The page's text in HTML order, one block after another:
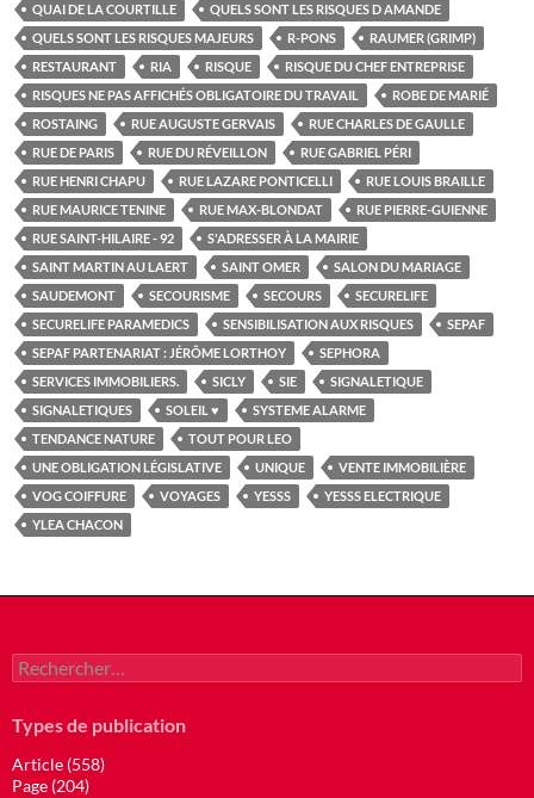
QUAI DE LA COURTILLE
QUELS SONT LES RISQUES D AMANDE
QUELS SONT LES RISQUES MAJEURS
R-PONS
RAUMER (GRIMP)
RESTAURANT
RIA RISQUE
RISQUE DU CHEF ENTREPRISE
RISQUES NE PAS AFFICHÉS OBLIGATOIRE DU TRAVAIL
ROBE DE MARIÉ
ROSTAING
RUE AUGUSTE GERVAIS
RUE CHARLES DE GAULLE
RUE DE PARIS
RUE DU RÉVEILLON
RUE GABRIEL PÉRI
RUE HENRI CHAPU
RUE LAZARE PONTICELLI
RUE LOUIS BRAILLE
RUE MAURICE TENINE
RUE MAX-BLONDAT
RUE PIERRE-GUIENNE
RUE SAINT-HILAIRE - 92
S'ADRESSER À LA MAIRIE
SAINT MARTIN AU LAERT
SAINT OMER
SALON DU MARIAGE
SAUDEMONT
SECOURISME SECOURS
SECURELIFE
SECURELIFE PARAMEDICS
SENSIBILISATION AUX RISQUES
SEPAF
SEPAF PARTENARIAT : JÉRÔME LORTHOY
SEPHORA
SERVICES IMMOBILIERS.
SICLY SIE
SIGNALETIQUE
SIGNALETIQUES
SOLEIL ♥
SYSTEME ALARME
TENDANCE NATURE
TOUT POUR LEO
UNE OBLIGATION LÉGISLATIVE
UNIQUE
VENTE IMMOBILIÈRE
VOG COIFFURE
VOYAGES YESSS
YESSS ELECTRIQUE
YLEA CHACON
Rechercher :
Types de publication
Article (558)
Page (204)